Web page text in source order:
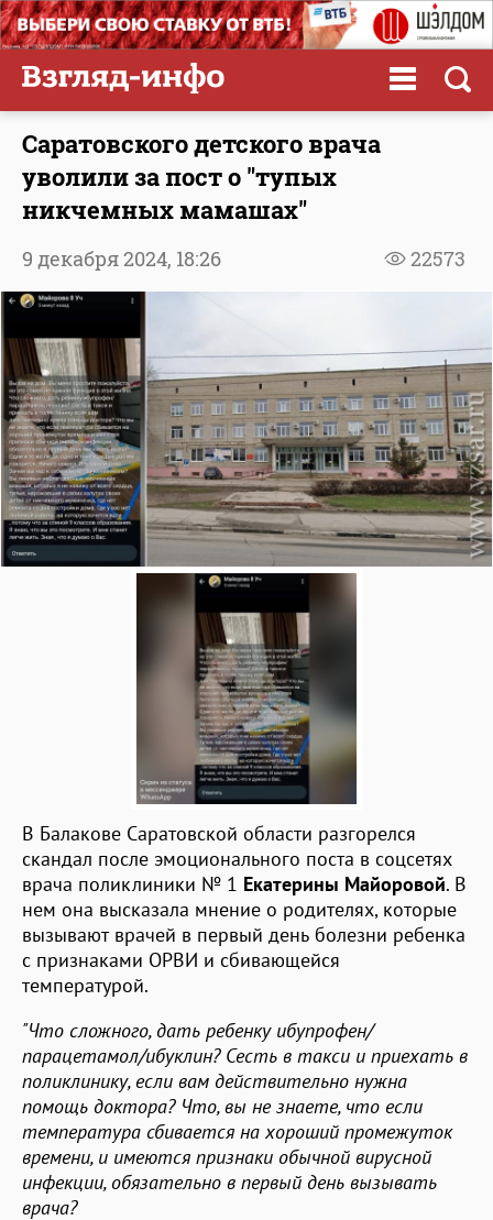
Саратовского детского врача
уволили за пост о "тупых
никчемных мамашах"
22573
9 декабря 2024, 18:26
В Балакове Саратовской области разгорелся
скандал после эмоционального поста в соцсетях
врача поликлиники № 1 Екатерины Майоровой. В
нем она высказала мнение о родителях, которые
вызывают врачей в первый день болезни ребенка
с признаками ОРВИ и сбивающейся
температурой.
"Что сложного, дать ребенку ибупрофен/
парацетамол/ибуклин? Сесть в такси и приехать в
поликлинику, если вам действительно нужна
помощь доктора? Что, вы не знаете, что если
температура сбивается на хороший промежуток
времени, и имеются признаки обычной вирусной
инфекции, обязательно в первый день вызывать
врача?